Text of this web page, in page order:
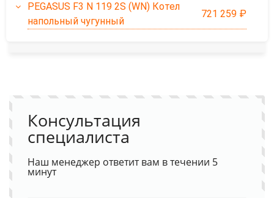
PEGASUS F3 N 119 2S (WN) Котел
напольный чугунный
721 259 ₽
Консультация
специалиста
Наш менеджер ответит вам в течении 5
минут